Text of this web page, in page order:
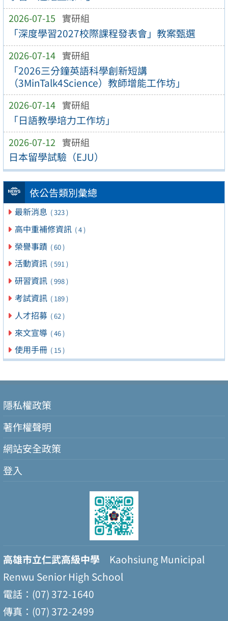
2026-07-15 實研組
「深度學習2027校際課程發表會」教案甄選
2026-07-14 實研組
「2026三分鐘英語科學創新短講
（3MinTalk4Science）教師增能工作坊」
2026-07-14 實研組
「日語教學培力工作坊」
2026-07-12 實研組
日本留學試驗（EJU）
依公告類別彙總
最新消息 ( 323 )
高中重補修資訊 ( 4 )
榮譽事蹟 ( 60 )
活動資訊 ( 591 )
研習資訊 ( 998 )
考試資訊 ( 189 )
人才招募 ( 62 )
來文宣導 ( 46 )
使用手冊 ( 15 )
隱私權政策
著作權聲明
網站安全政策
登入
高雄市立仁武高級中學 Kaohsiung Municipal
Renwu Senior High School
電話：(07) 372-1640
傳真：(07) 372-2499